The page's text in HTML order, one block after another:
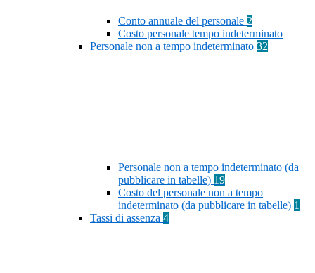
Conto annuale del personale 2
Costo personale tempo indeterminato
Personale non a tempo indeterminato 32
Personale non a tempo indeterminato (da
pubblicare in tabelle) 19
Costo del personale non a tempo
indeterminato (da pubblicare in tabelle) 1
Tassi di assenza 4